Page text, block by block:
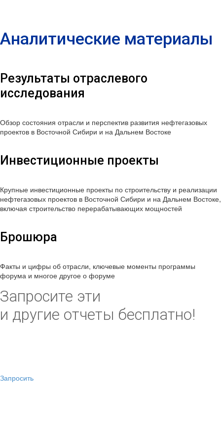
Аналитические материалы
Результаты отраслевого
исследования
Обзор состояния отрасли и перспектив развития нефтегазовых
проектов в Восточной Сибири и на Дальнем Востоке
Инвестиционные проекты
Крупные инвестиционные проекты по строительству и реализации
нефтегазовых проектов в Восточной Сибири и на Дальнем Востоке,
включая строительство перерабатывающих мощностей
Брошюра
Факты и цифры об отрасли, ключевые моменты программы
форума и многое другое о форуме
Запросите эти
и другие отчеты бесплатно!
Запросить